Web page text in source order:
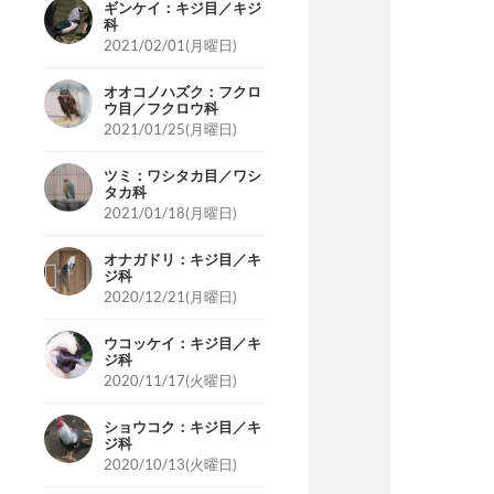
ギンケイ：キジ目／キジ
科
2021/02/01(月曜日)
オオコノハズク：フクロ
ウ目／フクロウ科
2021/01/25(月曜日)
ツミ：ワシタカ目／ワシ
タカ科
2021/01/18(月曜日)
オナガドリ：キジ目／キ
ジ科
2020/12/21(月曜日)
ウコッケイ：キジ目／キ
ジ科
2020/11/17(火曜日)
ショウコク：キジ目／キ
ジ科
2020/10/13(火曜日)